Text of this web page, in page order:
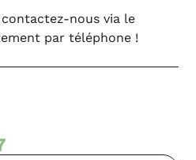
nous via le
par téléphone !